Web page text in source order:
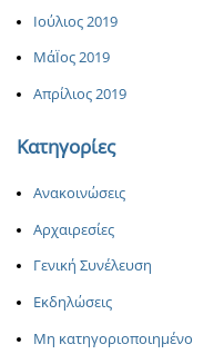
Ιούλιος 2019
ΜάΪος 2019
Απρίλιος 2019
Κατηγορίες
Ανακοινώσεις
Αρχαιρεσίες
Γενική Συνέλευση
Εκδηλώσεις
Μη κατηγοριοποιημένο